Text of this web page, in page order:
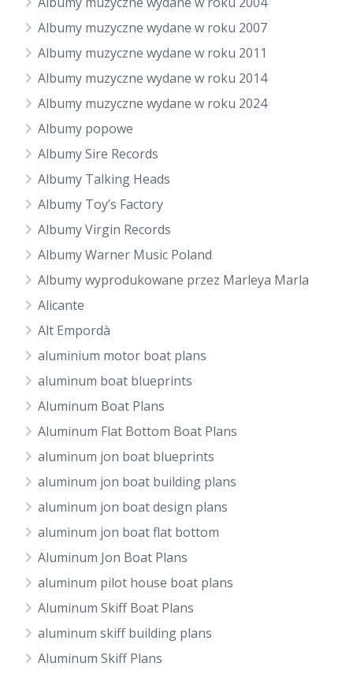
Albumy muzyczne wydane w roku 2007
Albumy muzyczne wydane w roku 2011
Albumy muzyczne wydane w roku 2014
Albumy muzyczne wydane w roku 2024
Albumy popowe
Albumy Sire Records
Albumy Talking Heads
Albumy Toy’s Factory
Albumy Virgin Records
Albumy Warner Music Poland
Albumy wyprodukowane przez Marleya Marla
Alicante
Alt Empordà
aluminium motor boat plans
aluminum boat blueprints
Aluminum Boat Plans
Aluminum Flat Bottom Boat Plans
aluminum jon boat blueprints
aluminum jon boat building plans
aluminum jon boat design plans
aluminum jon boat flat bottom
Aluminum Jon Boat Plans
aluminum pilot house boat plans
Aluminum Skiff Boat Plans
aluminum skiff building plans
Aluminum Skiff Plans